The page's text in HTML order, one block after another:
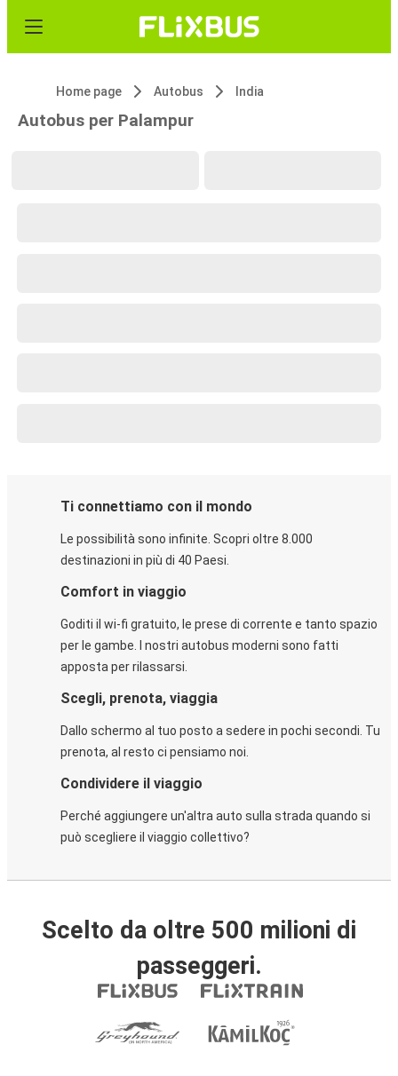
Home page Autobus India
Autobus per Palampur
Ti connettiamo con il mondo
Le possibilità sono infinite. Scopri oltre 8.000
destinazioni in più di 40 Paesi.
Comfort in viaggio
Goditi il wi-fi gratuito, le prese di corrente e tanto spazio
per le gambe. I nostri autobus moderni sono fatti
apposta per rilassarsi.
Scegli, prenota, viaggia
Dallo schermo al tuo posto a sedere in pochi secondi. Tu
prenota, al resto ci pensiamo noi.
Condividere il viaggio
Perché aggiungere un'altra auto sulla strada quando si
può scegliere il viaggio collettivo?
Scelto da oltre 500 milioni di
passeggeri.